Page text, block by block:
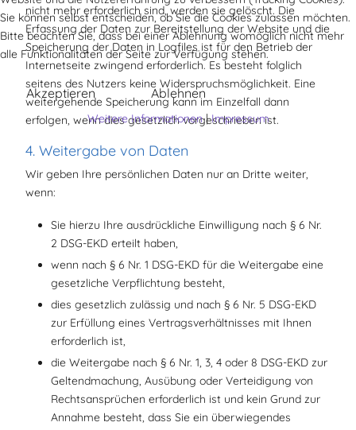
nicht mehr erforderlich sind, werden sie gelöscht. Die
Erfassung der Daten zur Bereitstellung der Website und die
Speicherung der Daten in Logfiles ist für den Betrieb der
Internetseite zwingend erforderlich. Es besteht folglich
seitens des Nutzers keine Widerspruchsmöglichkeit. Eine
weitergehende Speicherung kann im Einzelfall dann
erfolgen, wenn dies gesetzlich vorgeschrieben ist.
4. Weitergabe von Daten
Wir geben Ihre persönlichen Daten nur an Dritte weiter,
wenn:
Sie hierzu Ihre ausdrückliche Einwilligung nach § 6 Nr.
2 DSG-EKD erteilt haben,
wenn nach § 6 Nr. 1 DSG-EKD für die Weitergabe eine
gesetzliche Verpflichtung besteht,
dies gesetzlich zulässig und nach § 6 Nr. 5 DSG-EKD
zur Erfüllung eines Vertragsverhältnisses mit Ihnen
erforderlich ist,
die Weitergabe nach § 6 Nr. 1, 3, 4 oder 8 DSG-EKD zur
Geltendmachung, Ausübung oder Verteidigung von
Rechtsansprüchen erforderlich ist und kein Grund zur
Annahme besteht, dass Sie ein überwiegendes
Sie können selbst entscheiden, ob Sie die Cookies zulassen möchten.
Bitte beachten Sie, dass bei einer Ablehnung womöglich nicht mehr
alle Funktionalitäten der Seite zur Verfügung stehen.
Akzeptieren Ablehnen
Weitere Informationen|Impressum